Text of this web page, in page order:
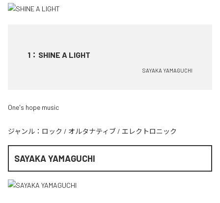
1 ： SHINE A LIGHT
SAYAKA YAMAGUCHI
One's hope music
ジャンル： ロック / オルタナティブ / エレクトロニック
SAYAKA YAMAGUCHI